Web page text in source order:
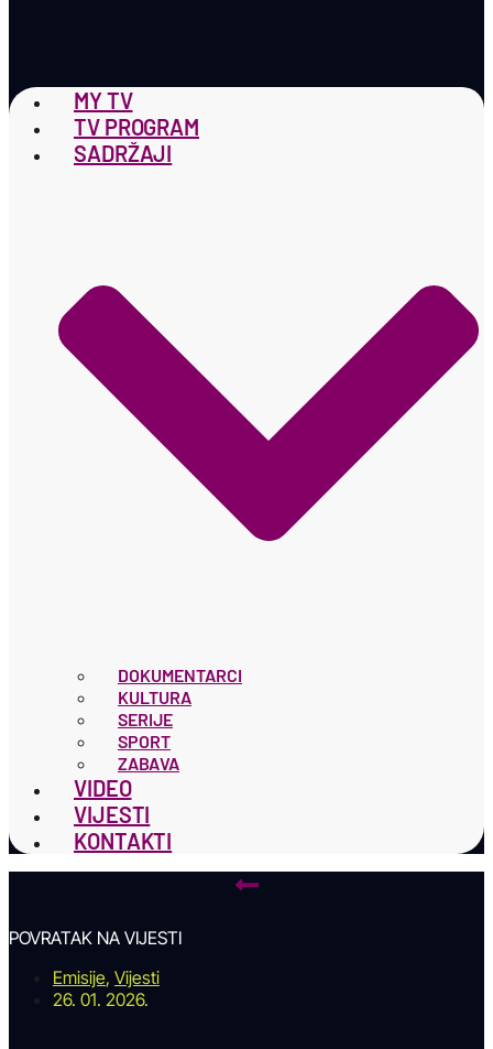
MY TV
TV PROGRAM
SADRŽAJI
DOKUMENTARCI
KULTURA
SERIJE
SPORT
ZABAVA
VIDEO
VIJESTI
KONTAKTI
POVRATAK NA VIJESTI
Emisije, Vijesti
26. 01. 2026.